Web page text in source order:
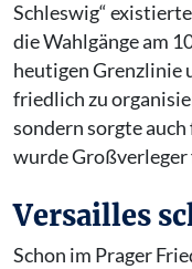
Schleswig“
die Wahlgänge am
heutigen Grenzlinie
friedlich zu
sondern sorgte
wurde
Versailles
Schon im Prager